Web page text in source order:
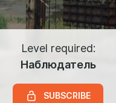
Level required:
Наблюдатель
SUBSCRIBE